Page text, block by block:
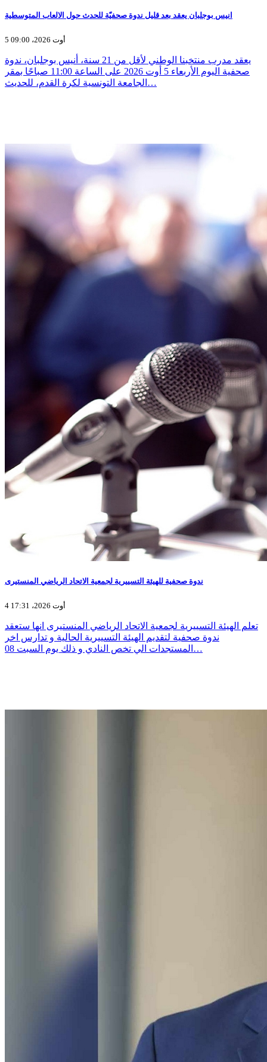
انيس بوجلبان يعقد بعد قليل ندوة صحفيّة للحدث حول الالعاب المتوسطية
5 أوت 2026، 09:00
يعقد مدرب منتخبنا الوطني لأقل من 21 سنة، أنيس بوجلبان، ندوة
صحفية اليوم الأربعاء 5 أوت 2026 على الساعة 11:00 صباحًا بمقر
الجامعة التونسية لكرة القدم، للحديث…
ندوة صحفية للهيئة التسييرية لجمعية الاتحاد الرياضي المنستيرى
4 أوت 2026، 17:31
تعلم الهيئة التسييرية لجمعية الاتحاد الرياضي المنستيرى انها ستعقد
ندوة صحفية لتقديم الهيئة التسييرية الحالية و تدارس اخر
المستجدات الي تخص النادي و ذلك يوم السبت 08…